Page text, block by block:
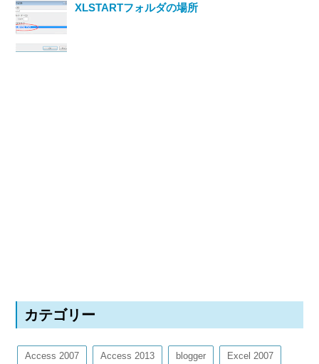
XLSTARTフォルダの場所
カテゴリー
Access 2007 Access 2013 blogger Excel 2007